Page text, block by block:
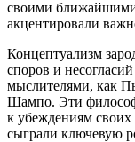
своими
акцентировали
Концептуализм
споров и
мыслителями, как
Шампо. Эти
к убеждениям
сыграли ключевую